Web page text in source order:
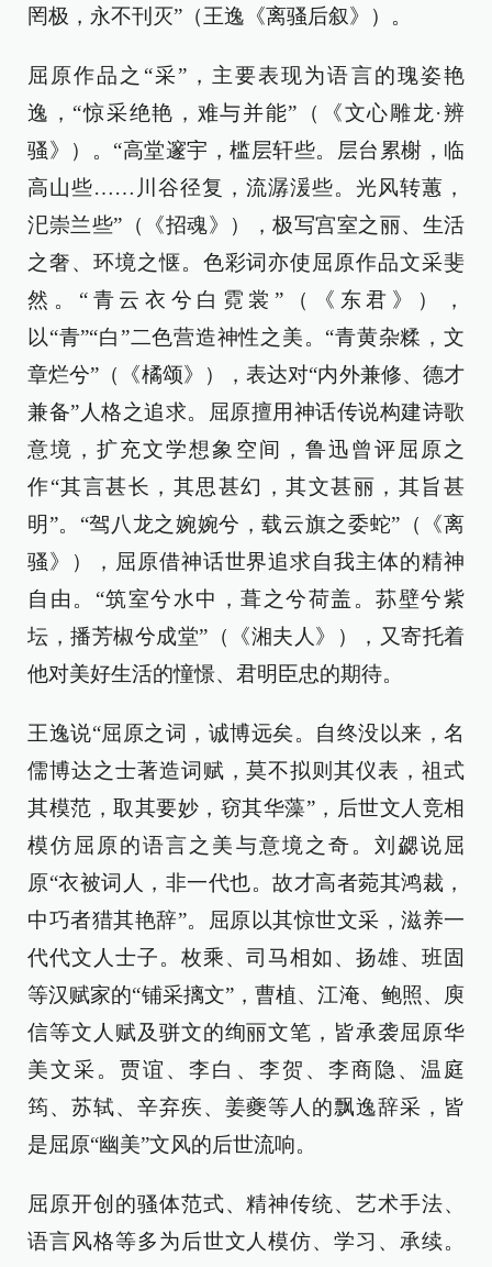
罔极，永不刊灭”（王逸《离骚后叙》）。
屈原作品之“采”，主要表现为语言的瑰姿艳
逸，“惊采绝艳，难与并能”（《文心雕龙·辨
骚》）。“高堂邃宇，槛层轩些。层台累榭，临
高山些……川谷径复，流潺湲些。光风转蕙，
汜崇兰些”（《招魂》），极写宫室之丽、生活
之奢、环境之惬。色彩词亦使屈原作品文采斐
然。“青云衣兮白霓裳”（《东君》），
以“青”“白”二色营造神性之美。“青黄杂糅，文
章烂兮”（《橘颂》），表达对“内外兼修、德才
兼备”人格之追求。屈原擅用神话传说构建诗歌
意境，扩充文学想象空间，鲁迅曾评屈原之
作“其言甚长，其思甚幻，其文甚丽，其旨甚
明”。“驾八龙之婉婉兮，载云旗之委蛇”（《离
骚》），屈原借神话世界追求自我主体的精神
自由。“筑室兮水中，葺之兮荷盖。荪壁兮紫
坛，播芳椒兮成堂”（《湘夫人》），又寄托着
他对美好生活的憧憬、君明臣忠的期待。
王逸说“屈原之词，诚博远矣。自终没以来，名
儒博达之士著造词赋，莫不拟则其仪表，祖式
其模范，取其要妙，窃其华藻”，后世文人竞相
模仿屈原的语言之美与意境之奇。刘勰说屈
原“衣被词人，非一代也。故才高者菀其鸿裁，
中巧者猎其艳辞”。屈原以其惊世文采，滋养一
代代文人士子。枚乘、司马相如、扬雄、班固
等汉赋家的“铺采摛文”，曹植、江淹、鲍照、庾
信等文人赋及骈文的绚丽文笔，皆承袭屈原华
美文采。贾谊、李白、李贺、李商隐、温庭
筠、苏轼、辛弃疾、姜夔等人的飘逸辞采，皆
是屈原“幽美”文风的后世流响。
屈原开创的骚体范式、精神传统、艺术手法、
语言风格等多为后世文人模仿、学习、承续。